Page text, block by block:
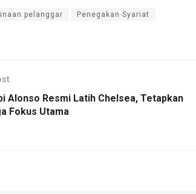
pelanggar Penegakan Syariat
Alonso Resmi Latih Chelsea, Tetapkan
Fokus Utama